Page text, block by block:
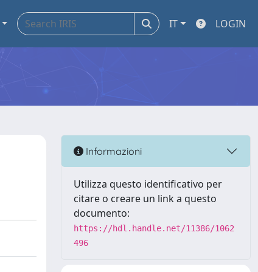
IT LOGIN
Informazioni
Utilizza questo identificativo per
citare o creare un link a questo
documento:
https://hdl.handle.net/11386/1062
496